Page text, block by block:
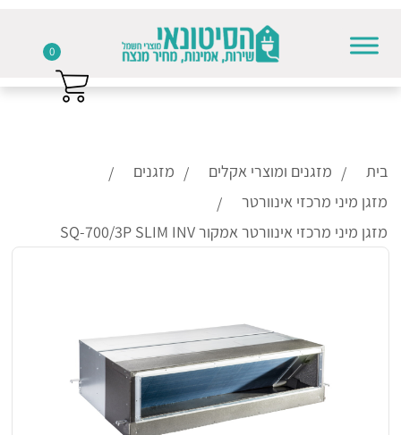
בית מזגנים ומוצרי אקלים
מזגנים
מזגן מיני מרכזי אינוורטר
מזגן מיני מרכזי אינוורטר אמקור SQ-700/3P SLIM INV
0